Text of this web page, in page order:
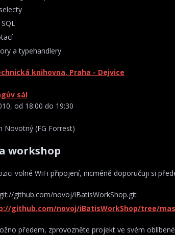
a typehandlery
knihovna, Praha - Dejvice
sál
od 18:00 do 19:30
Novotný (FG Forrest)
workshop
volné WiFi připojení, nicméně doporučuji si
github.com/novoj/iBatisWorkShop.git
github.com/novoj/iBatisWorkShop/tree/
předem, zprovozněte projekt ve svém